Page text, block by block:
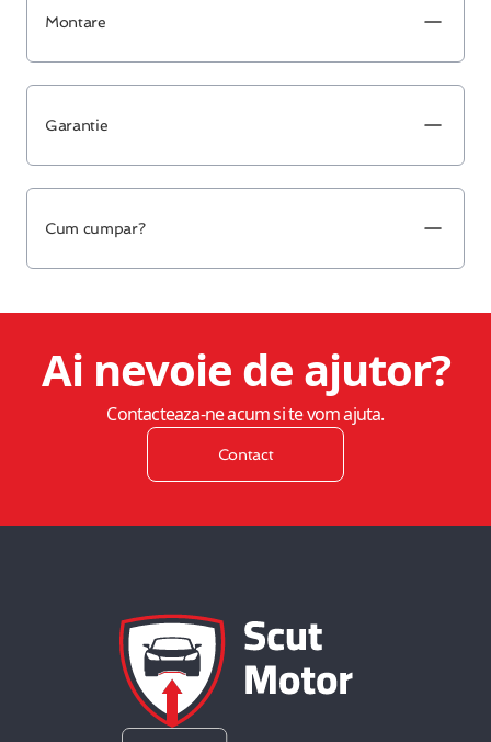
Montare
Garantie
Cum cumpar?
Ai nevoie de ajutor?
Contacteaza-ne acum si te vom ajuta.
Contact